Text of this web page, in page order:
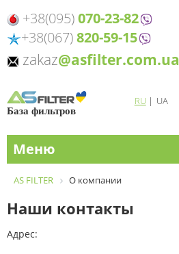
+38(095)070-23-82
+38(067)820-59-15
zakaz@asfilter.com.ua
База фильтров
RU| UA
Меню
AS FILTER О компании
Наши контакты
Адрес: